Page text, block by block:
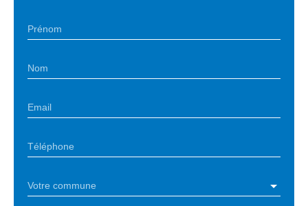
Prénom
Nom
Email
Téléphone
Votre commune